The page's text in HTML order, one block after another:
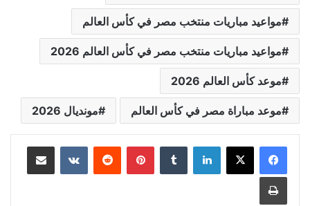
مواعيد مباريات منتخب مصر في كأس العالم
مواعيد مباريات منتخب مصر في كأس العالم 2026
موعد كأس العالم 2026
موعد مباراة مصر في كأس العالم مونديال 2026
لينكدإن بينتيريست مشاركة عبر البريد
طباعة